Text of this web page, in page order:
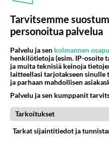
vanha kaunis metsä
isotkin oksat on jäte...
20.03.2005 15:24
MAATILA JA METSÄ
Hallitus suunnittelee puun
Nyt ei kannata myydä
01.04.2022 05:15
Tarvitsemme
personoitua palvelua
Palvelu ja sen kolmannen
henkilötietoja (esim. IP-osoite
ja muita teknisiä keinoja
laitteellasi tarjotakseen
ja parhaan mahdollisen
Palvelu ja sen kumppanit
Tarkoitukset
Tarkat sijaintitiedot ja